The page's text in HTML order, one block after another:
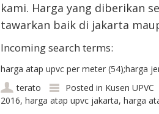
kami. Harga yang diberikan
tawarkan baik di jakarta
Incoming search terms:
harga atap upvc per meter (54);harga
terato
Posted in Kusen UPVC
2016, harga atap upvc jakarta, harga